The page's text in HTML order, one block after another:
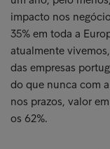
impacto nos
35% em toda a
atualmente
das empresas
do que nunca com
nos prazos, valor
os 62%.